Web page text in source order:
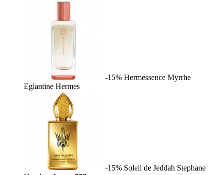
-15% Hermessence Myrrhe
Eglantine Hermes
-15% Soleil de Jeddah Stephane